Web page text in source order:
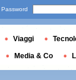
Password
Viaggi
Media & Co